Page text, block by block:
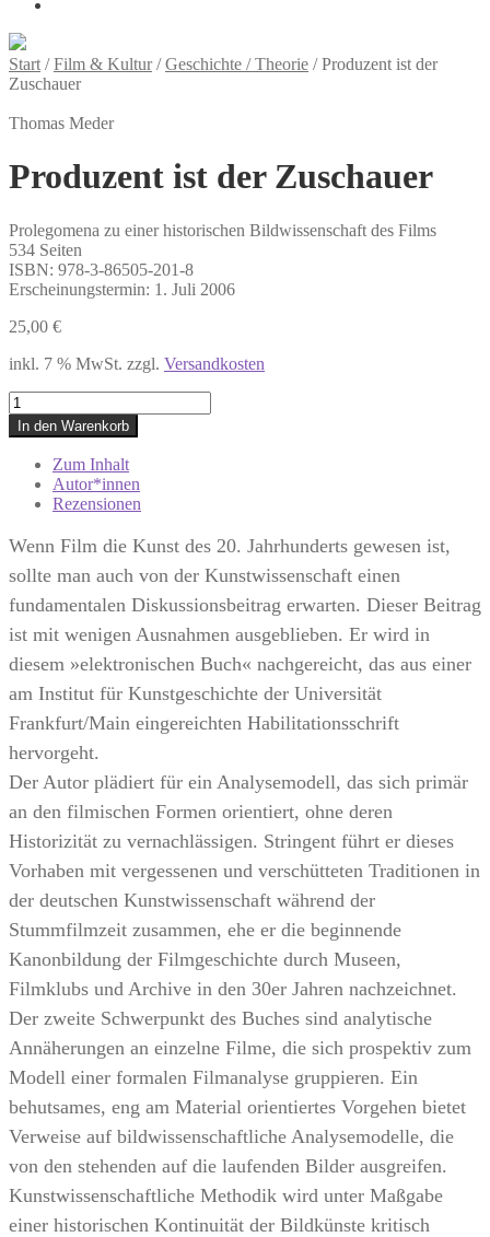
Start /Film & Kultur/Geschichte / Theorie /Produzent ist der
Zuschauer
Thomas Meder
Produzent ist der Zuschauer
Prolegomena zu einer historischen Bildwissenschaft des Films
534 Seiten
ISBN: 978-3-86505-201-8
Erscheinungstermin: 1. Juli 2006
25,00 €
inkl. 7 % MwSt. zzgl. Versandkosten
Produzent
ist
der
Zuschauer
Menge
In den Warenkorb
Zum Inhalt
Autor*innen
Rezensionen
Wenn Film die Kunst des 20. Jahrhunderts gewesen ist,
sollte man auch von der Kunstwissenschaft einen
fundamentalen Diskussionsbeitrag erwarten. Dieser Beitrag
ist mit wenigen Ausnahmen ausgeblieben. Er wird in
diesem »elektronischen Buch« nachgereicht, das aus einer
am Institut für Kunstgeschichte der Universität
Frankfurt/Main eingereichten Habilitationsschrift
hervorgeht.
Der Autor plädiert für ein Analysemodell, das sich primär
an den filmischen Formen orientiert, ohne deren
Historizität zu vernachlässigen. Stringent führt er dieses
Vorhaben mit vergessenen und verschütteten Traditionen in
der deutschen Kunstwissenschaft während der
Stummfilmzeit zusammen, ehe er die beginnende
Kanonbildung der Filmgeschichte durch Museen,
Filmklubs und Archive in den 30er Jahren nachzeichnet.
Der zweite Schwerpunkt des Buches sind analytische
Annäherungen an einzelne Filme, die sich prospektiv zum
Modell einer formalen Filmanalyse gruppieren. Ein
behutsames, eng am Material orientiertes Vorgehen bietet
Verweise auf bildwissenschaftliche Analysemodelle, die
von den stehenden auf die laufenden Bilder ausgreifen.
Kunstwissenschaftliche Methodik wird unter Maßgabe
einer historischen Kontinuität der Bildkünste kritisch